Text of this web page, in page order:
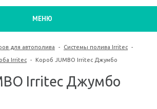
МЕНЮ
для автополива - Системы полива Irritec -
Irritec - Короб JUMBO Irritec Джумбо
Irritec Джумбо